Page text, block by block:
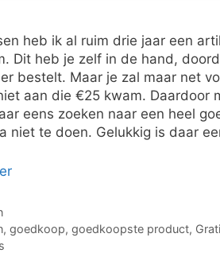
heb ik al ruim drie jaar een
Dit heb je zelf in de hand,
bestelt. Maar je zal maar net
aan die €25 kwam. Daardoor
eens zoeken naar een heel
niet te doen. Gelukkig is daar
, goedkoop, goedkoopste product,